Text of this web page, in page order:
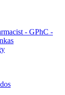
- GPhC -